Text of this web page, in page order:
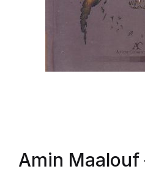
Amin Maalouf